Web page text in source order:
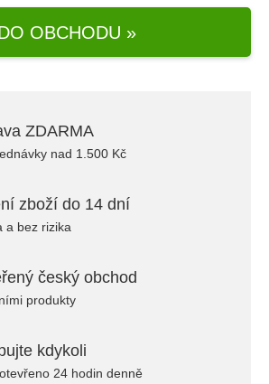
OBCHODU »
ZDARMA
nad 1.500 Kč
zboží do 14 dní
a bez rizika
český obchod
produkty
kdykoli
24 hodin denně